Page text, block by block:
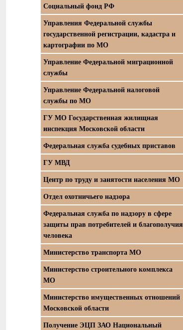
Социальный фонд РФ
Управления Федеральной службы
государственной регистрации, кадастра и
картографии по МО
Управление Федеральной миграционной
службы
Управление Федеральной налоговой
службы по МО
ГУ МО Государственная жилищная
инспекция Московской области
Федеральная служба судебных приставов
ГУ МВД
Центр по труду и занятости населения МО
Отдел охотничьего надзора
Федеральная служба по надзору в сфере
защиты прав потребителей и благополучия
человека
Министерство транспорта МО
Министерство строительного комплекса
МО
Министерство имущественных отношений
Московской области
Получение ЭЦП ЗАО Национальный